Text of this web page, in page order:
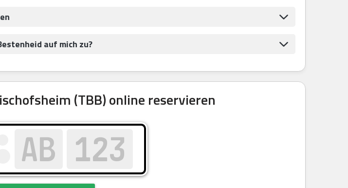
auf mich zu?
(TBB) online reservieren